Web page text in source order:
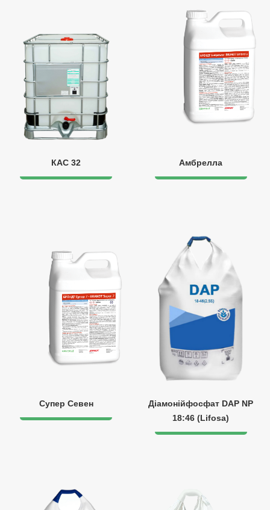
КАС 32 Амбрелла
Супер Севен
Діамонійфосфат DAP NP
18:46 (Lifosa)